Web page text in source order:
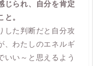
られ、自分を肯定
。
した判断だと自分攻
、わたしのエネルギ
いい～と思えるよう